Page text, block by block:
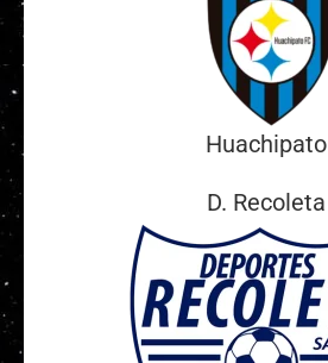
Huachipato
D. Recoleta